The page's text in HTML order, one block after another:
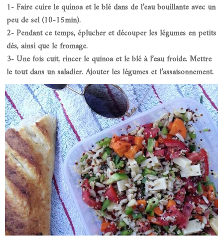
1- Faire cuire le quinoa et le blé dans de l’eau bouillante avec un
peu de sel (10-15min).
2- Pendant ce temps, éplucher et découper les légumes en petits
dés, ainsi que le fromage.
3- Une fois cuit, rincer le quinoa et le blé à l’eau froide. Mettre
le tout dans un saladier. Ajouter les légumes et l’assaisonnement.